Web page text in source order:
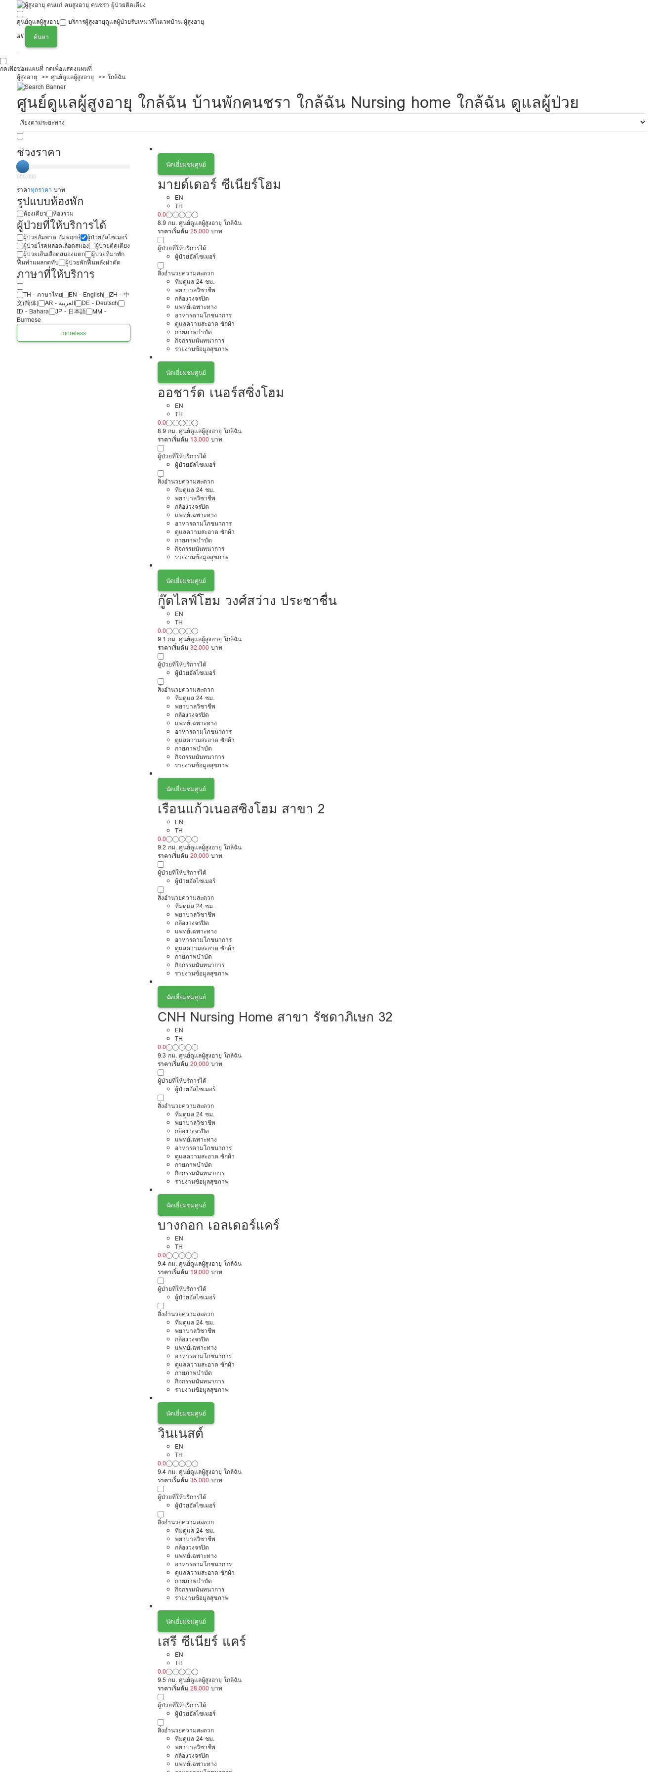
ศูนย์ดูแลผู้สูงอายุ บริการผู้สูงอายุดูแลผู้ป่วยรับเหมารีโนเวทบ้าน ผู้สูงอายุ
all
ค้นหา
กดเพื่อซ่อนแผนที่ กดเพื่อแสดงแผนที่
ผู้สูงอายุ
ศูนย์ดูแลผู้สูงอายุ ใกล้ฉัน
ศูนย์ดูแลผู้สูงอายุ ใกล้ฉัน บ้านพักคนชรา ใกล้ฉัน Nursing home ใกล้ฉัน ดูแลผู้ป่วย
นัดเยี่ยมชมศูนย์
มายด์เดอร์ ซีเนียร์โฮม
EN
TH
0.0
8.9 กม. ศูนย์ดูแลผู้สูงอายุ ใกล้ฉัน
ราคาเริ่มต้น 25,000 บาท
ผู้ป่วยที่ให้บริการได้
ผู้ป่วยอัลไซเมอร์
สิ่งอำนวยความสะดวก
ทีมดูแล 24 ชม.
พยาบาลวิชาชีพ
กล้องวงจรปิด
แพทย์เฉพาะทาง
อาหารตามโภชนาการ
ดูแลความสะอาด ซักผ้า
กายภาพบำบัด
กิจกรรมนันทนาการ
รายงานข้อมูลสุขภาพ
นัดเยี่ยมชมศูนย์
ออชาร์ด เนอร์สซิ่งโฮม
EN
TH
0.0
8.9 กม. ศูนย์ดูแลผู้สูงอายุ ใกล้ฉัน
ราคาเริ่มต้น 13,000 บาท
ผู้ป่วยที่ให้บริการได้
ผู้ป่วยอัลไซเมอร์
สิ่งอำนวยความสะดวก
ทีมดูแล 24 ชม.
พยาบาลวิชาชีพ
กล้องวงจรปิด
แพทย์เฉพาะทาง
อาหารตามโภชนาการ
ดูแลความสะอาด ซักผ้า
กายภาพบำบัด
กิจกรรมนันทนาการ
รายงานข้อมูลสุขภาพ
นัดเยี่ยมชมศูนย์
กู๊ดไลฟ์โฮม วงศ์สว่าง ประชาชื่น
EN
TH
0.0
9.1 กม. ศูนย์ดูแลผู้สูงอายุ ใกล้ฉัน
ราคาเริ่มต้น 32,000 บาท
ผู้ป่วยที่ให้บริการได้
ผู้ป่วยอัลไซเมอร์
สิ่งอำนวยความสะดวก
ทีมดูแล 24 ชม.
พยาบาลวิชาชีพ
กล้องวงจรปิด
แพทย์เฉพาะทาง
อาหารตามโภชนาการ
ดูแลความสะอาด ซักผ้า
กายภาพบำบัด
กิจกรรมนันทนาการ
รายงานข้อมูลสุขภาพ
นัดเยี่ยมชมศูนย์
เรือนแก้วเนอสซิงโฮม สาขา 2
EN
TH
0.0
9.2 กม. ศูนย์ดูแลผู้สูงอายุ ใกล้ฉัน
ราคาเริ่มต้น 20,000 บาท
ผู้ป่วยที่ให้บริการได้
ผู้ป่วยอัลไซเมอร์
สิ่งอำนวยความสะดวก
ทีมดูแล 24 ชม.
พยาบาลวิชาชีพ
กล้องวงจรปิด
แพทย์เฉพาะทาง
อาหารตามโภชนาการ
ดูแลความสะอาด ซักผ้า
กายภาพบำบัด
กิจกรรมนันทนาการ
รายงานข้อมูลสุขภาพ
นัดเยี่ยมชมศูนย์
CNH Nursing Home สาขา รัชดาภิเษก 32
EN
TH
0.0
9.3 กม. ศูนย์ดูแลผู้สูงอายุ ใกล้ฉัน
ราคาเริ่มต้น 20,000 บาท
ผู้ป่วยที่ให้บริการได้
ผู้ป่วยอัลไซเมอร์
สิ่งอำนวยความสะดวก
ทีมดูแล 24 ชม.
พยาบาลวิชาชีพ
กล้องวงจรปิด
แพทย์เฉพาะทาง
อาหารตามโภชนาการ
ดูแลความสะอาด ซักผ้า
กายภาพบำบัด
กิจกรรมนันทนาการ
รายงานข้อมูลสุขภาพ
นัดเยี่ยมชมศูนย์
บางกอก เอลเดอร์แคร์
EN
TH
0.0
9.4 กม. ศูนย์ดูแลผู้สูงอายุ ใกล้ฉัน
ราคาเริ่มต้น 19,000 บาท
ผู้ป่วยที่ให้บริการได้
ผู้ป่วยอัลไซเมอร์
สิ่งอำนวยความสะดวก
ทีมดูแล 24 ชม.
พยาบาลวิชาชีพ
กล้องวงจรปิด
แพทย์เฉพาะทาง
อาหารตามโภชนาการ
ดูแลความสะอาด ซักผ้า
กายภาพบำบัด
กิจกรรมนันทนาการ
รายงานข้อมูลสุขภาพ
นัดเยี่ยมชมศูนย์
วินเนสต์
EN
TH
0.0
9.4 กม. ศูนย์ดูแลผู้สูงอายุ ใกล้ฉัน
ราคาเริ่มต้น 35,000 บาท
ผู้ป่วยที่ให้บริการได้
ผู้ป่วยอัลไซเมอร์
สิ่งอำนวยความสะดวก
ทีมดูแล 24 ชม.
พยาบาลวิชาชีพ
กล้องวงจรปิด
แพทย์เฉพาะทาง
อาหารตามโภชนาการ
ดูแลความสะอาด ซักผ้า
กายภาพบำบัด
กิจกรรมนันทนาการ
รายงานข้อมูลสุขภาพ
นัดเยี่ยมชมศูนย์
เสรี ซีเนียร์ แคร์
EN
TH
0.0
9.5 กม. ศูนย์ดูแลผู้สูงอายุ ใกล้ฉัน
ราคาเริ่มต้น 28,000 บาท
ผู้ป่วยที่ให้บริการได้
ผู้ป่วยอัลไซเมอร์
สิ่งอำนวยความสะดวก
ทีมดูแล 24 ชม.
พยาบาลวิชาชีพ
กล้องวงจรปิด
แพทย์เฉพาะทาง
ช่วงราคา
050,000
ราคาทุกราคา บาท
รูปแบบห้องพัก
ห้องเดียว ห้องรวม
ผู้ป่วยที่ให้บริการได้
ผู้ป่วยอัมพาต อัมพฤกษ์
ผู้ป่วยอัลไซเมอร์
ผู้ป่วยโรคหลอดเลือดสมอง
ผู้ป่วยติดเตียง
ผู้ป่วยเส้นเลือดสมองแตก
ผู้ป่วยที่มาพัก
ฟื้นทำแผลกดทับ
ผู้ป่วยพักฟื้นหลังผ่าตัด
ภาษาที่ให้บริการ
TH - ‏ภาษาไทย EN - English
ZH - 中
文(简体)
‏AR - ‏العربية‏
DE - Deutsch
ID - Bahara
JP - 日本語
MM -
Burmese
moreless